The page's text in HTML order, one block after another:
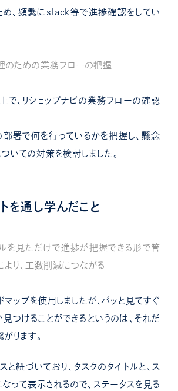
め、頻繁にslack等で進捗確認をしてい
のための業務フローの把握
で、リショップナビの業務フローの確認
署で何を行っているかを把握し、懸念
いての対策を検討しました。
を通し学んだこと
を見ただけで進捗が把握できる形で管
より、工数削減につながる
ップを使用しましたが、パッと見てすぐ
つけることができるというのは、それだ
ります。
と紐づいており、タスクのタイトルと、ス
って表示されるので、ステータスを見る